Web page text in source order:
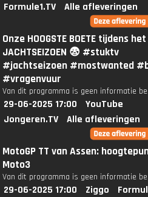
Formule1.TV
Alle afleveringen
Onze HOOGSTE BOETE tijdens het
JACHTSEIZOEN 😨 #stuktv
#jachtseizoen #mostwanted
#vragenvuur
Van dit programma is geen informatie
29-06-2025 17:00
YouTube
Jongeren.TV
Alle afleveringen
MotoGP TT van Assen:
Moto3
Van dit programma is geen informatie
29-06-2025 17:00 Ziggo